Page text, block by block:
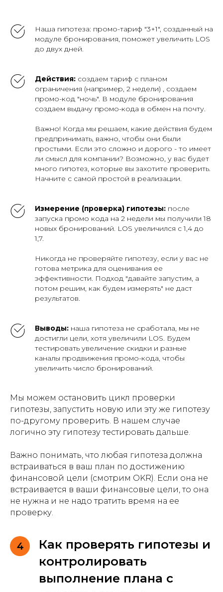
Наша гипотеза: промо-тариф "3+1", созданный на
модуле бронирования, поможет увеличить LOS
до двух дней.
Действия: создаем тариф с планом
ограничения (например, 2 недели) , создаем
промо-код "ночь". В модуле бронирования
создаем выдачу промо-кода в обмен на почту.
Важно! Когда мы решаем, какие действия будем
предпринимать, важно, чтобы они были
простыми. Если это сложно и дорого - то имеет
ли смысл для компании? Возможно, у вас будет
много гипотез, которые вы захотите проверить.
Начните с самой простой в реализации.
Измерение (проверка) гипотезы: после
запуска промо кода на 2 недели мы получили 18
новых бронирований. LOS увеличился с 1,4 до
1,7.
Никогда не проверяйте гипотезу, если у вас не
готова метрика для оценивания ее
эффективности. Подход "давайте запустим, а
потом решим, как будем измерять" не даст
результатов.
Выводы: наша гипотеза не сработала, мы не
достигли цели, хотя увеличили LOS. Будем
тестировать увеличение скидки и разные
каналы продвижения промо-кода, чтобы
увеличить число бронирований.
Мы можем остановить цикл проверки
гипотезы, запустить новую или эту же гипотезу
по-другому проверить. В нашем случае
логично эту гипотезу тестировать дальше.
Важно понимать, что любая гипотеза должна
встраиваться в ваш план по достижению
финансовой цели (смотрим OKR). Если она не
встраивается в ваши финансовые цели, то она
не нужна и не надо тратить время на ее
проверку.
4
Как проверять гипотезы и
контролировать
выполнение плана с